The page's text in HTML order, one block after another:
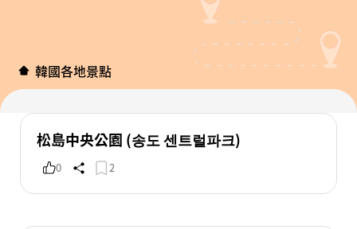
韓國各地景點
松島中央公園 (송도 센트럴파크)
0 2